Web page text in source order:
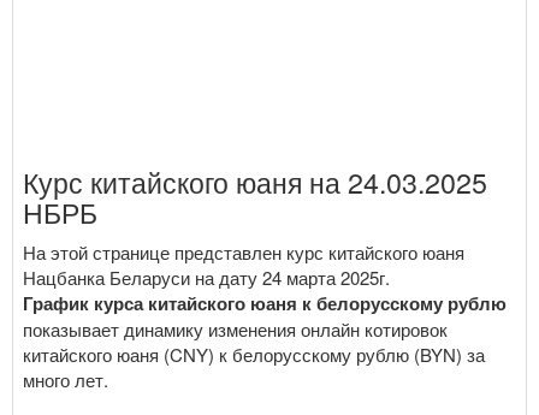
Курс китайского юаня на 24.03.2025
НБРБ
На этой странице представлен курс китайского юаня
Нацбанка Беларуси на дату 24 марта 2025г.
График курса китайского юаня к белорусскому рублю
показывает динамику изменения онлайн котировок
китайского юаня (CNY) к белорусскому рублю (BYN) за
много лет.